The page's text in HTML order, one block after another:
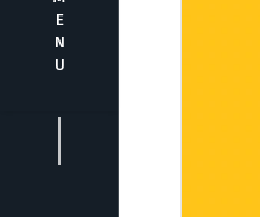
E
N
U